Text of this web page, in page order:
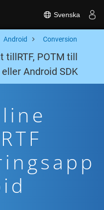
Svenska
Android Conversion
tillRTF, POTM till
eller Android SDK